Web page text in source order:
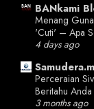
BANkami
Menang
'Cuti' – Apa
4 days ago
Perceraian
Beritahu Anda
3 months ago